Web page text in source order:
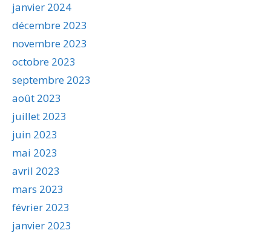
janvier 2024
décembre 2023
novembre 2023
octobre 2023
septembre 2023
août 2023
juillet 2023
juin 2023
mai 2023
avril 2023
mars 2023
février 2023
janvier 2023